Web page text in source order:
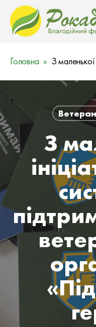
Головна
З